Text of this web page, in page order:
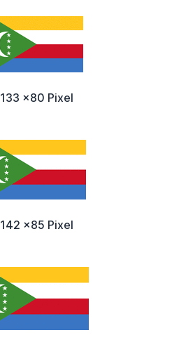
133 x80 Pixel
142 x85 Pixel